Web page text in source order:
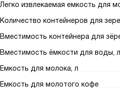
Легко извлекаемая емкость для
Количество контейнеров для
Вместимость контейнера для
Вместимость ёмкости для воды, л
Емкость для молока, л
Емкость для молотого кофе